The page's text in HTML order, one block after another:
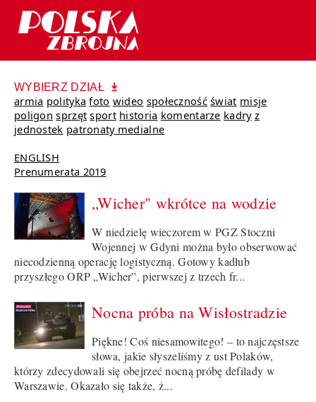
WYBIERZ DZIAŁ
armia polityka foto wideo społeczność świat misje
poligon sprzęt sport historia komentarze kadry z
jednostek patronaty medialne
ENGLISH
Prenumerata 2019
„Wicher" wkrótce na wodzie
W niedzielę wieczorem w PGZ Stoczni
Wojennej w Gdyni można było obserwować
niecodzienną operację logistyczną. Gotowy kadłub
przyszłego ORP „Wicher”, pierwszej z trzech fr...
Nocna próba na Wisłostradzie
Piękne! Coś niesamowitego! – to najczęstsze
słowa, jakie słyszeliśmy z ust Polaków,
którzy zdecydowali się obejrzeć nocną próbę defilady w
Warszawie. Okazało się także, ż...